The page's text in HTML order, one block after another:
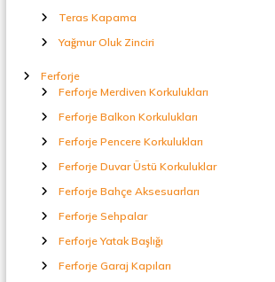
Teras Kapama
Yağmur Oluk Zinciri
Ferforje
Ferforje Merdiven Korkulukları
Ferforje Balkon Korkulukları
Ferforje Pencere Korkulukları
Ferforje Duvar Üstü Korkuluklar
Ferforje Bahçe Aksesuarları
Ferforje Sehpalar
Ferforje Yatak Başlığı
Ferforje Garaj Kapıları